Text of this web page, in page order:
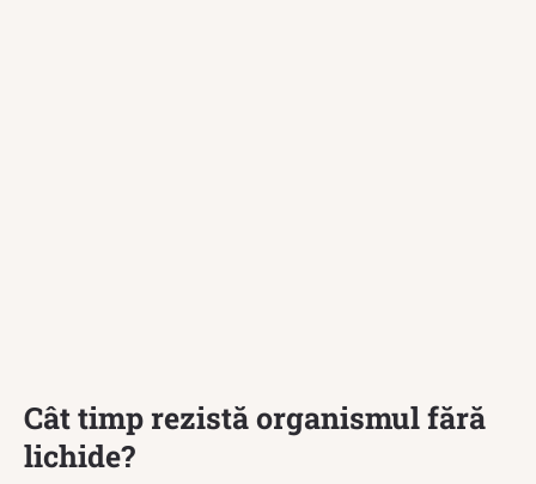
Cât timp rezistă organismul fără
lichide?